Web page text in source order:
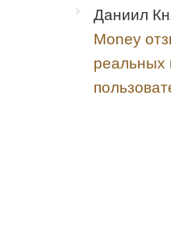
Даниил
Money
реальных